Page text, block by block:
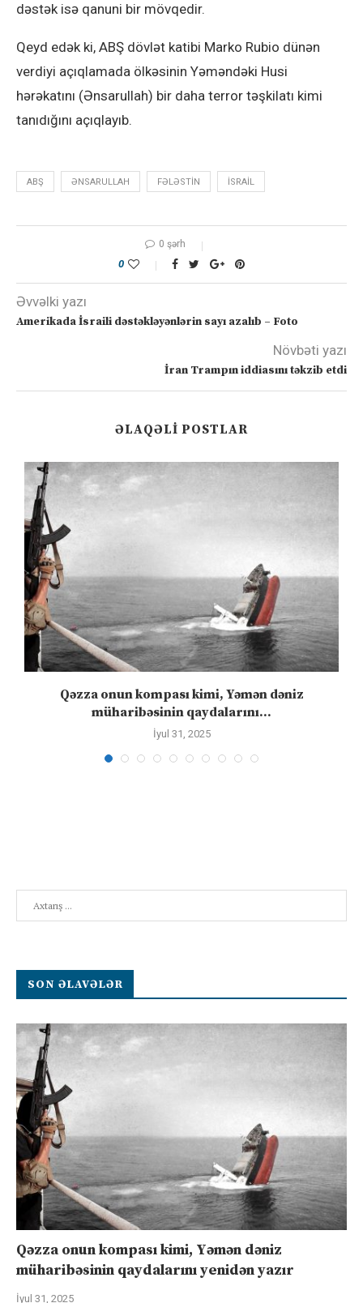
dəstək isə qanuni bir mövqedir.
Qeyd edək ki, ABŞ dövlət katibi Marko Rubio dünən
verdiyi açıqlamada ölkəsinin Yəməndəki Husi
hərəkatını (Ənsarullah) bir daha terror təşkilatı kimi
tanıdığını açıqlayıb.
ABŞ ƏNSARULLAH FƏLƏSTIN ISRAIL
0 şərh
0
Əvvəlki yazı
Amerikada İsraili dəstəkləyənlərin sayı azalıb – Foto
Növbəti yazı
İran Trampın iddiasını təkzib etdi
ƏLAQƏLI POSTLAR
Qəzza onun kompası kimi, Yəmən dəniz
müharibəsinin qaydalarını...
İyul 31, 2025
SON ƏLAVƏLƏR
Qəzza onun kompası kimi, Yəmən dəniz
müharibəsinin qaydalarını yenidən yazır
İyul 31, 2025